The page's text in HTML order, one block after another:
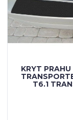
KRYT
T6.1